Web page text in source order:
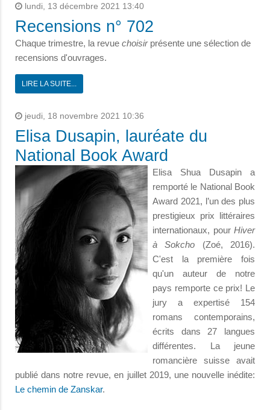
lundi, 13 décembre 2021 13:40
Recensions n° 702
Chaque trimestre, la revue choisirprésente une sélection de
recensions d'ouvrages.
LIRE LA SUITE...
jeudi, 18 novembre 2021 10:36
Elisa Dusapin, lauréate du
National Book Award
Elisa Shua Dusapin a
remporté le National Book
Award 2021, l’un des plus
prestigieux prix littéraires
internationaux, pour Hiver
à Sokcho (Zoé, 2016).
C'est la première fois
qu'un auteur de notre
pays remporte ce prix! Le
jury a expertisé 154
romans contemporains,
écrits dans 27 langues
différentes. La jeune
romancière suisse avait
publié dans notre revue, en juillet 2019, une nouvelle inédite:
Le chemin de Zanskar.